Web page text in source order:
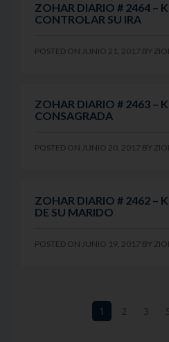
ZOHAR DIARIO # 2464 –
CONTROLAR SU IRA
POSTED ON JUNIO 21, 2017 BY
ZOHAR DIARIO # 2463 –
CONSAGRADA
POSTED ON JUNIO 20, 2017 BY
ZOHAR DIARIO # 2462 –
DE SU MARIDO
POSTED ON JUNIO 19, 2017 BY
1 2 3